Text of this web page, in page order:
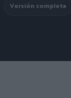
Versión completa